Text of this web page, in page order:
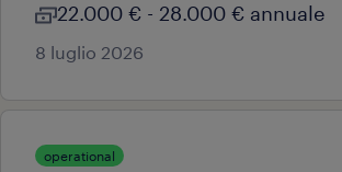
22.000 € - 28.000 € annuale
8 luglio 2026
operational